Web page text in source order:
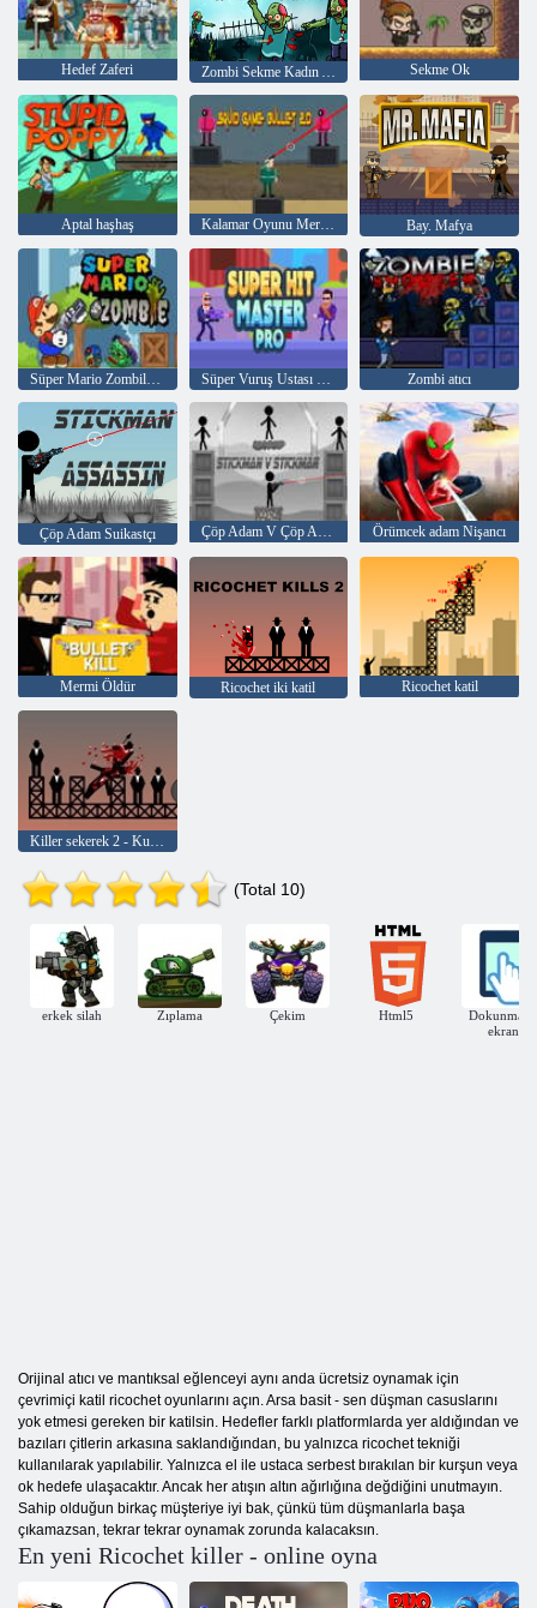
Hedef Zaferi Sekme Ok
Aptal haşhaş Kalamar Oyunu Mermi 2D Bay. Mafya
Süper Mario Zombilere Karşı Süper Vuruş Ustası profesyoneli Zombi atıcı
Çöp Adam Suikastçı Çöp Adam V Çöp Adam Örümcek adam Nişancı
Mermi Öldür Ricochet iki katil Ricochet katil
Killer sekerek 2 - Kullanıcı Seviyeleri
(Total 10)
erkek silah Zıplama Çekim Html5
Dokunmatik
ekran
Orijinal atıcı ve mantıksal eğlenceyi aynı anda ücretsiz oynamak için
çevrimiçi katil ricochet oyunlarını açın. Arsa basit - sen düşman casuslarını
yok etmesi gereken bir katilsin. Hedefler farklı platformlarda yer aldığından ve
bazıları çitlerin arkasına saklandığından, bu yalnızca ricochet tekniği
kullanılarak yapılabilir. Yalnızca el ile ustaca serbest bırakılan bir kurşun veya
ok hedefe ulaşacaktır. Ancak her atışın altın ağırlığına değdiğini unutmayın.
Sahip olduğun birkaç müşteriye iyi bak, çünkü tüm düşmanlarla başa
çıkamazsan, tekrar tekrar oynamak zorunda kalacaksın.
En yeni Ricochet killer - online oyna